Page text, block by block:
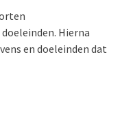
Hierna
en doeleinden dat